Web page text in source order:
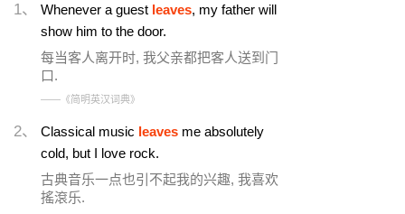
1、 Whenever a guest leaves, my father will
show him to the door.
每当客人离开时, 我父亲都把客人送到门
口.
——《简明英汉词典》
2、 Classical music leaves me absolutely
cold, but I love rock.
古典音乐一点也引不起我的兴趣, 我喜欢
搖滾乐.